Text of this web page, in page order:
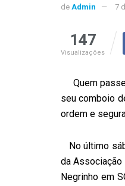
de Admin 7
147
Visualizações
Quem
seu comboio
ordem e
No último
da Associação
Negrinho em